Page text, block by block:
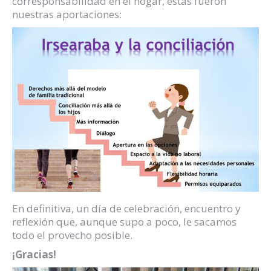
nuestras aportaciones:
En definitiva, un día de celebración, encuentro y
reflexión que, aunque supo a poco, le sacamos
todo el provecho posible.
¡Gracias!